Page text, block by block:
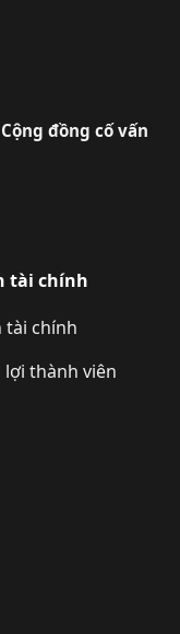
đồng cố vấn
tài chính
tài chính
lợi thành viên